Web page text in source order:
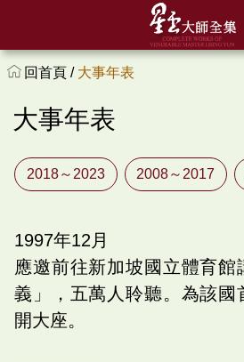
回首頁 / 大事年表
大事年表
2018～2023 2008～2017
1997年12 月
應邀前往新加坡國立體育館
義」，五萬人聆聽。為該國
開大座。